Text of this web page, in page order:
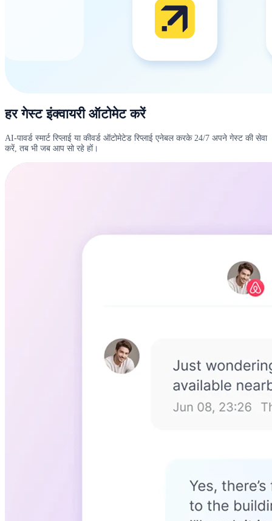
हर गेस्ट इंक्वायरी ऑटोमेट करें
AI-पावर्ड स्मार्ट रिप्लाई या कीवर्ड ऑटोमेटेड रिप्लाई एनेबल करके 24/7 अपने गेस्ट की सेवा
करें, तब भी जब आप सो रहे हों।